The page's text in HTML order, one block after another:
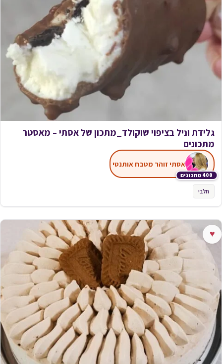
גלידת וניל בציפוי שוקולד_מתכון של אסתי – מאסטר
מתכונים
400 מתכונים
אסתי זוהר מטבח אותנטי
חלבי
♥